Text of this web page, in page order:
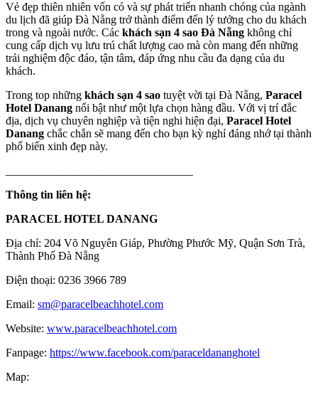
Vẻ đẹp thiên nhiên vốn có và sự phát triển nhanh chóng của ngành
du lịch đã giúp Đà Nẵng trở thành điểm đến lý tưởng cho du khách
trong và ngoài nước. Các khách sạn 4 sao Đà Nẵng không chỉ
cung cấp dịch vụ lưu trú chất lượng cao mà còn mang đến những
trải nghiệm độc đáo, tận tâm, đáp ứng nhu cầu đa dạng của du
khách.
Trong top những khách sạn 4 sao tuyệt vời tại Đà Nẵng, Paracel
Hotel Danang nổi bật như một lựa chọn hàng đầu. Với vị trí đắc
địa, dịch vụ chuyên nghiệp và tiện nghi hiện đại, Paracel Hotel
Danang chắc chắn sẽ mang đến cho bạn kỳ nghỉ đáng nhớ tại thành
phố biển xinh đẹp này.
Thông tin liên hệ:
PARACEL HOTEL DANANG
Địa chỉ: 204 Võ Nguyên Giáp, Phường Phước Mỹ, Quận Sơn Trà,
Thành Phố Đà Nẵng
Điện thoại: 0236 3966 789
Email: sm@paracelbeachhotel.com
Website: www.paracelbeachhotel.com
Fanpage: https://www.facebook.com/paraceldananghotel
Map: